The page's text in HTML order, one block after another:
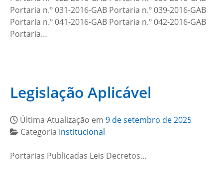
Portaria n.º 031-2016-GAB Portaria n.º 039-2016-GAB
Portaria n.º 041-2016-GAB Portaria n.º 042-2016-GAB
Portaria…
Legislação Aplicável
Última Atualização em 9 de setembro de 2025
Categoria Institucional
Portarias Publicadas Leis Decretos…